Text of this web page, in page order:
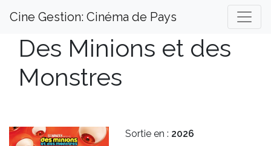
Cine Gestion: Cinéma de Pays
Des Minions et des
Monstres
Sortie en : 2026